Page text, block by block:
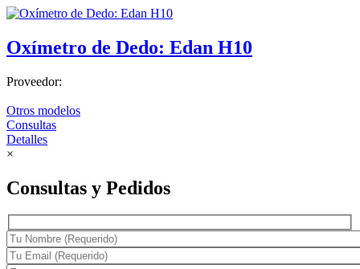
Oxímetro de Dedo: Edan H10
Proveedor:
Otros modelos
Consultas
Detalles
×
Consultas y Pedidos